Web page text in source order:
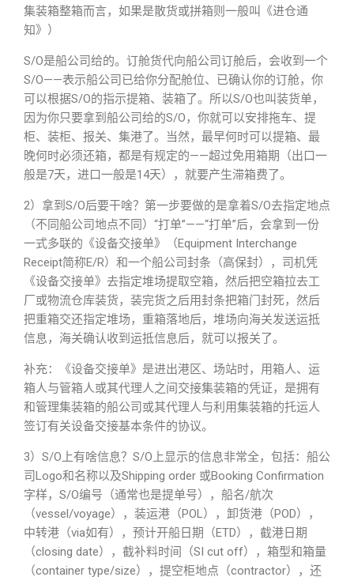
集装箱整箱而言，如果是散货或拼箱则一般叫《进仓通
知》）
S/O是船公司给的。订舱货代向船公司订舱后，会收到一个
S/O——表示船公司已给你分配舱位、已确认你的订舱，你
可以根据S/O的指示提箱、装箱了。所以S/O也叫装货单，
因为你只要拿到船公司给的S/O，你就可以安排拖车、提
柜、装柜、报关、集港了。当然，最早何时可以提箱、最
晚何时必须还箱，都是有规定的——超过免用箱期（出口一
般是7天，进口一般是14天），就要产生滞箱费了。
2）拿到S/O后要干啥？第一步要做的是拿着S/O去指定地点
（不同船公司地点不同）“打单”——“打单”后，会拿到一份
一式多联的《设备交接单》（Equipment Interchange
Receipt简称E/R）和一个船公司封条（高保封），司机凭
《设备交接单》去指定堆场提取空箱，然后把空箱拉去工
厂或物流仓库装货，装完货之后用封条把箱门封死，然后
把重箱交还指定堆场，重箱落地后，堆场向海关发送运抵
信息，海关确认收到运抵信息后，就可以报关了。
补充：《设备交接单》是进出港区、场站时，用箱人、运
箱人与管箱人或其代理人之间交接集装箱的凭证，是拥有
和管理集装箱的船公司或其代理人与利用集装箱的托运人
签订有关设备交接基本条件的协议。
3）S/O上有啥信息？S/O上显示的信息非常全，包括：船公
司Logo和名称以及Shipping order 或Booking Confirmation
字样，S/O编号（通常也是提单号），船名/航次
（vessel/voyage），装运港（POL），卸货港（POD），
中转港（via如有），预计开船日期（ETD），截港日期
（closing date），截补料时间（SI cut off），箱型和箱量
（container type/size），提空柜地点（contractor），还